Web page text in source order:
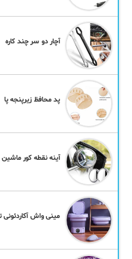
آچار دو سر چند کاره
پد محافظ زیرپنجه پا
آینه نقطه کور ماشین
مینی واش آکاردئونی